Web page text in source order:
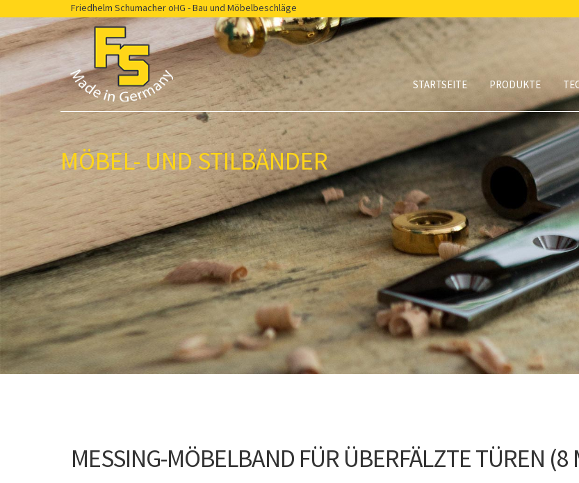
Friedhelm Schumacher oHG - Bau und Möbelbeschläge
STARTSEITE PRODUKTE
MÖBEL- UND STILBÄNDER
MESSING-MÖBELBAND FÜR ÜBERFÄLZTE TÜREN